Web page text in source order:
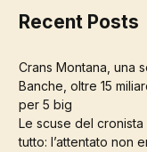
Recent Posts
Crans Montana, una
Banche, oltre 15
per 5 big
Le scuse del
tutto: l’attentato non